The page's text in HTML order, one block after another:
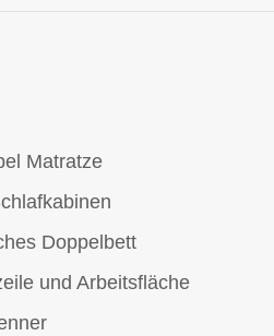
Matratze
Doppelbett
und Arbeitsfläche